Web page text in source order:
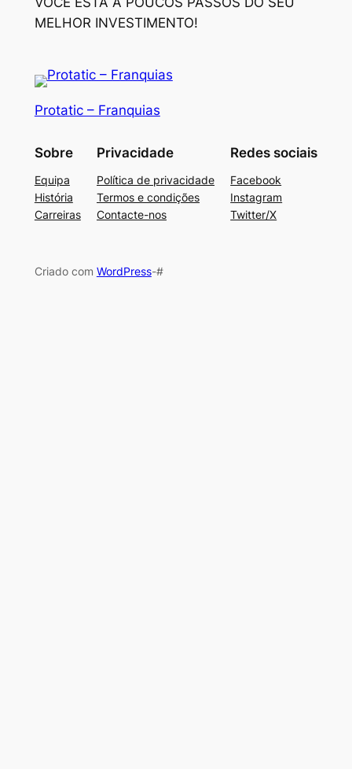
MELHOR INVESTIMENTO!
Protatic – Franquias
Sobre
Equipa
História
Carreiras
Privacidade
Política de privacidade
Termos e condições
Contacte-nos
Redes sociais
Facebook
Instagram
Twitter/X
Criado com WordPress-#